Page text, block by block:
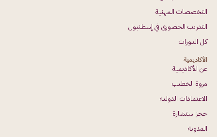
التخصصات المهنية
التدريب الحضوري في إسطنبول
كل الدورات
الأكاديمية
عن الأكاديمية
مروة الخطيب
الاعتمادات الدولية
حجز استشارة
المدونة